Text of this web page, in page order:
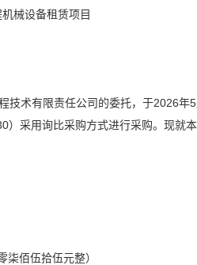
械设备租赁项目
技术有限责任公司的委托，于2026
采用询比采购方式进行采购。现就
佰伍拾伍元整）